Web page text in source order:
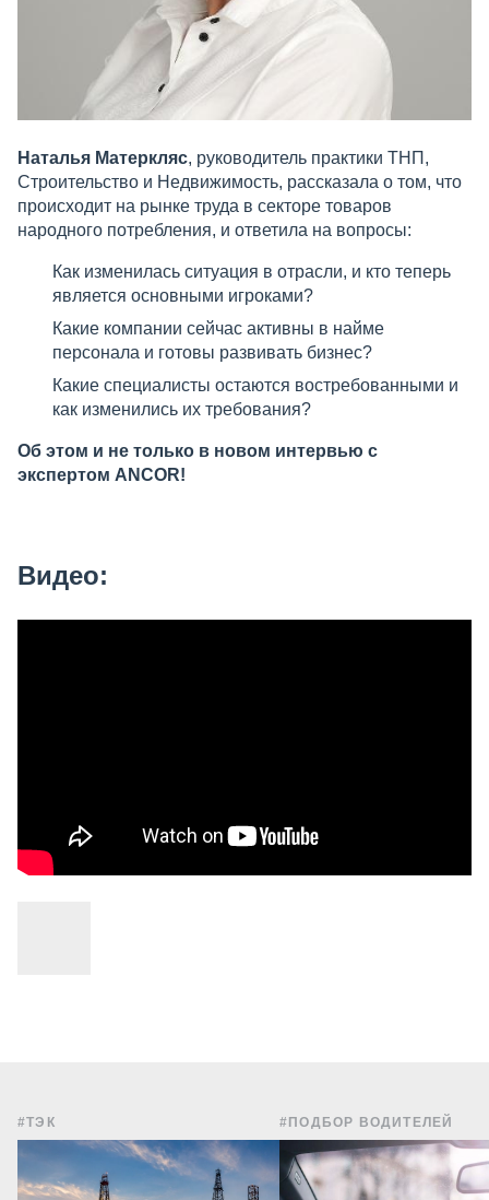
Наталья Матеркляс, руководитель практики ТНП,
Строительство и Недвижимость, рассказала о том, что
происходит на рынке труда в секторе товаров
народного потребления, и ответила на вопросы:
Как изменилась ситуация в отрасли, и кто теперь
является основными игроками?
Какие компании сейчас активны в найме
персонала и готовы развивать бизнес?
Какие специалисты остаются востребованными и
как изменились их требования?
Об этом и не только в новом интервью с
экспертом ANCOR!
Видео:
#ТЭК #ПОДБОР ВОДИТЕЛЕЙ